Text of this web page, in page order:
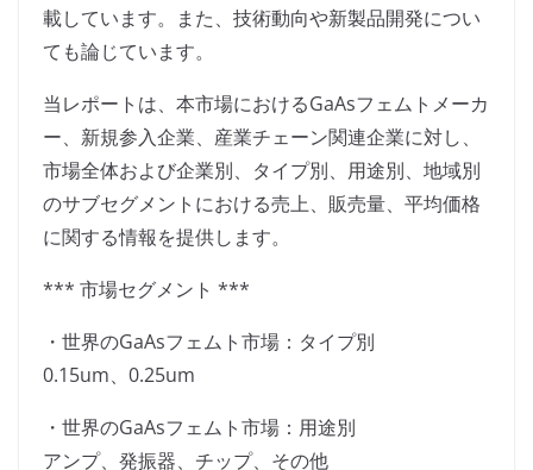
載しています。また、技術動向や新製品開発につい
ても論じています。
当レポートは、本市場におけるGaAsフェムトメーカ
ー、新規参入企業、産業チェーン関連企業に対し、
市場全体および企業別、タイプ別、用途別、地域別
のサブセグメントにおける売上、販売量、平均価格
に関する情報を提供します。
*** 市場セグメント ***
・世界のGaAsフェムト市場：タイプ別
0.15um、0.25um
・世界のGaAsフェムト市場：用途別
アンプ、発振器、チップ、その他